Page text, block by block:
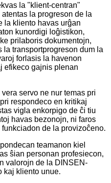
la "klient-centran"
la progreson de la
la kliento havas urĝan
kunordigi loĝistikon,
prilaboris dokumentojn,
transportprogreson dum la
forlasis la havenon
efikeco gajnis plenan
servo ne nur temas pri
respondeco en kritikaj
vigla enkorpigo de ĉi tiu
havas bezonojn, ni faros
de la provizoĉeno.
teamanon kiel
ŝian personan profesiecon,
valorojn de la DINSEN-
kaj kliento unue.